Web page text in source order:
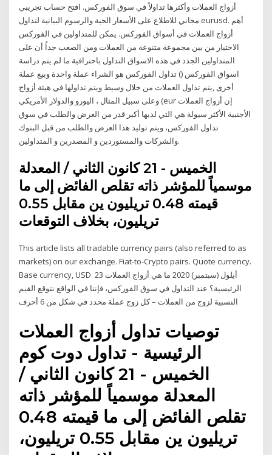
أزواج العملات وأكثرها تداولاً في سوق الفوركس. افتح حساب تجريبي
مجاني للاطلاع على الأسعار الحية والرسوم البيانية لتداول eurusd. أهم
أزواج العملات في أسواق الفوركس. يمكن للمتداولين في الفوركس
الاختيار من بين مجموعة متنوعة من العملات ومن الصعب جداُ أن على
المتداولين الجدد في هذه الاسواق التداول باحترافية ما لم يتم دراسة
اسواق الفوركس () تداول الفوركس هو الشراء عملة واحدة وبيع عملة
أخرى ,يتم تداول العملات من خلال وسيط ويتم تداولها في هيئة أزواج
وعلى سبيل المثال ، اليورو والدولار الأمريكي (eur إن أزواج العملات
الأجنبية الأكثر سيولة هي التي لديها أكبر قدر من العرض والطلب في سوق
تداول الفوركس، ويتم توليد هذا العرض والطلب من قبل البنوك
والشركات والمستوردين و المصدرين و المتداولين.
الخميس - 21 كانون الثاني / المعدلة
موسمياً للمؤشر ذاته تقلص الفائض إلى ما
قيمته 0.48 تريليون ين مقابل 0.55
تريليون، بخلاف التوقعات
This article lists all tradable currency pairs (also referred to as
markets) on our exchange. Fiat-to-Crypto pairs. Quote currency.
Base currency, USD 23 أيلول (سبتمبر) 2020 ما هي أزواج العملات
الرئيسية؟ عند التداول في سوق الفوركس، فإننا في الواقع نتوقع القيم
توصيات تداول أزواج العملات
الرئيسية - تداول دوت كوم
الخميس - 21 كانون الثاني /
المعدلة موسمياً للمؤشر ذاته
تقلص الفائض إلى ما قيمته 0.48
تريليون ين مقابل 0.55 تريليون،